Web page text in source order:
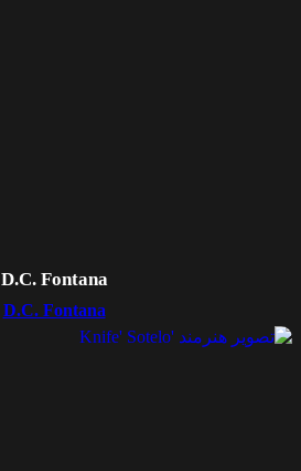
D.C. Fontana
D.C. Fontana